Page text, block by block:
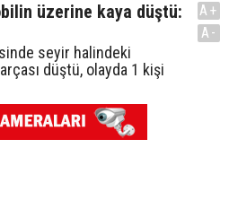
üzerine kaya düştü:
seyir halindeki
düştü, olayda 1 kişi
A+
A-